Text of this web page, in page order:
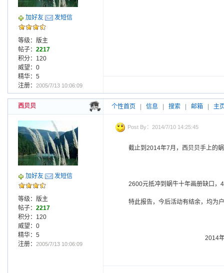
加好友 发短信
等级：版主
帖子： 2217
积分：120
威望：0
精华：5
注册： 2005/7/13 10:06:09
西贝贝 个性首页 信息 搜索 邮箱 主
加好友 发短信
等级：版主
帖子： 2217
积分：120
威望：0
精华：5
注册： 2005/7/13 10:06:09
Post By：2014/7/10 14:25:45
截止到2014年7月，西贝贝手上的
2600元抵冲到蜗牛十年画册缺口，
特此报告，今后活动有结余，均为
2014年7月